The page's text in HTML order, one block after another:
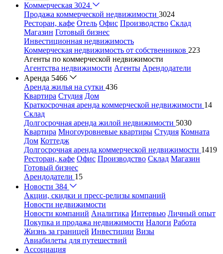
Коммерческая 3024
Продажа коммерческой недвижимости 3024
Ресторан, кафе Отель Офис Производство Склад
Магазин Готовый бизнес
Инвестиционная недвижимость
Коммерческая недвижимость от собственников 223
Агенты по коммерческой недвижимости
Агентства недвижимости Агенты Арендодатели
Аренда 5466
Аренда жилья на сутки 436
Квартира Студия Дом
Краткосрочная аренда коммерческой недвижимости 14
Склад
Долгосрочная аренда жилой недвижимости 5030
Квартира Многоуровневые квартиры Студия Комната
Дом Коттедж
Долгосрочная аренда коммерческой недвижимости 1419
Ресторан, кафе Офис Производство Склад Магазин
Готовый бизнес
Арендодатели 15
Новости 384
Акции, скидки и пресс-релизы компаний
Новости недвижимости
Новости компаний Аналитика Интервью Личный опыт
Покупка и продажа недвижимости Налоги Работа
Жизнь за границей Инвестиции Визы
Авиабилеты для путешествий
Ассоциация